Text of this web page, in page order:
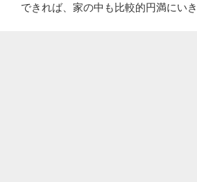
できれば、家の中も比較的円満にいき